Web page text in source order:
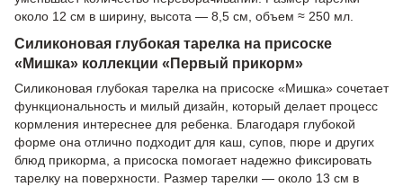
около 12 см в ширину, высота — 8,5 см, объем ≈ 250 мл.
Силиконовая глубокая тарелка на присоске
«Мишка» коллекции «Первый прикорм»
Силиконовая глубокая тарелка на присоске «Мишка» сочетает
функциональность и милый дизайн, который делает процесс
кормления интереснее для ребенка. Благодаря глубокой
форме она отлично подходит для каш, супов, пюре и других
блюд прикорма, а присоска помогает надежно фиксировать
тарелку на поверхности. Размер тарелки — около 13 см в